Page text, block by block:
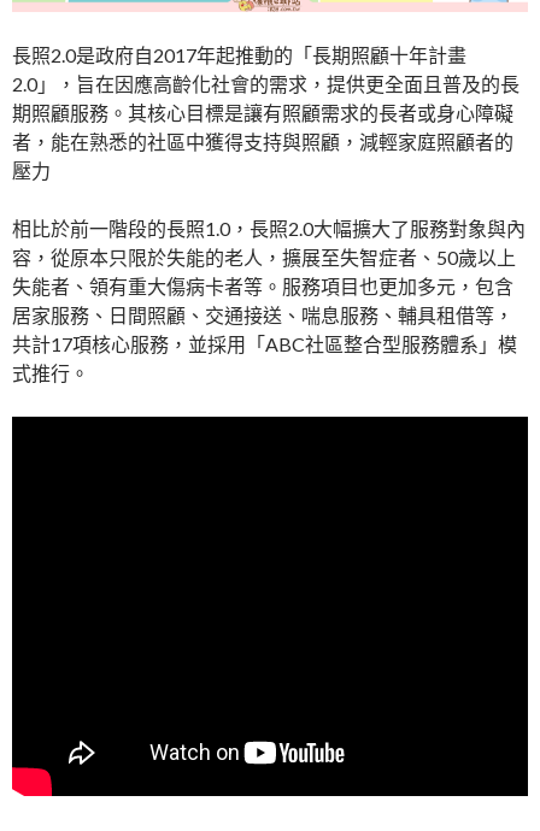
長照2.0是政府自2017年起推動的「長期照顧十年計畫
2.0」，旨在因應高齡化社會的需求，提供更全面且普及的長
期照顧服務。其核心目標是讓有照顧需求的長者或身心障礙
者，能在熟悉的社區中獲得支持與照顧，減輕家庭照顧者的
壓力
相比於前一階段的長照1.0，長照2.0大幅擴大了服務對象與內
容，從原本只限於失能的老人，擴展至失智症者、50歲以上
失能者、領有重大傷病卡者等。服務項目也更加多元，包含
居家服務、日間照顧、交通接送、喘息服務、輔具租借等，
共計17項核心服務，並採用「ABC社區整合型服務體系」模
式推行。